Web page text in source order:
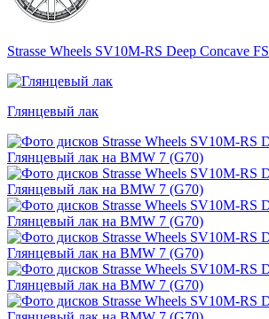
Strasse Wheels SV10M-RS Deep Concave FS
Глянцевый лак